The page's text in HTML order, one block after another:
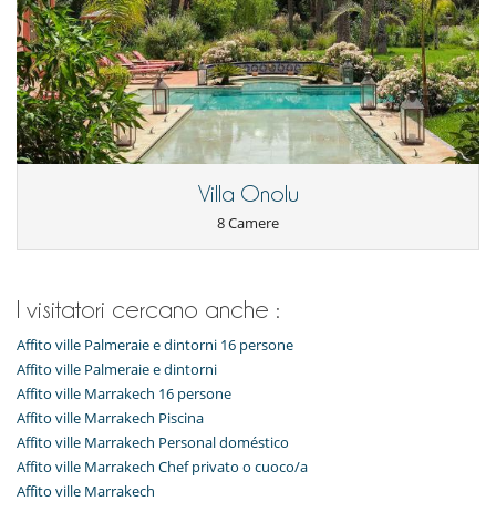
Olivier P. 19/10/2013 - 27/10/2013 9.7
The villa itself was beautiful. Both the garden and the house
impressed.
The chef was a good cook although we often felt we were putting
her out. Fatima, the second chef and cleaner was good an had a
Since the location of this villa means that we ate in a lot I would
suggest menu suggestions so that guests knew what the chef can
Belle maison, très beau jardin, excellente prestations.
Anissa T. 22/07/2013 - 25/07/2013
We loved the Villa, the photo on the website doesn't do justice to
the property it looks a bit like a fort on the website but in reality
the architecture of the building is in sheer harmony with the
Villa Onolu
8 Camere
I visitatori cercano anche :
Affito ville Palmeraie e dintorni 16 persone
Affito ville Palmeraie e dintorni
Affito ville Marrakech 16 persone
Affito ville Marrakech Piscina
Affito ville Marrakech Personal doméstico
Affito ville Marrakech Chef privato o cuoco/a
Affito ville Marrakech